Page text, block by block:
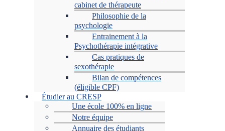
cabinet de thérapeute
Philosophie de la
psychologie
Entrainement à la
Psychothérapie intégrative
Cas pratiques de
sexothérapie
Bilan de compétences
(éligible CPF)
Étudier au CRESP
Une école 100% en ligne
Notre équipe
Annuaire des étudiants